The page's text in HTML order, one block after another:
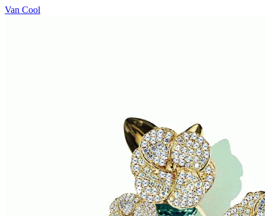
Van Cool